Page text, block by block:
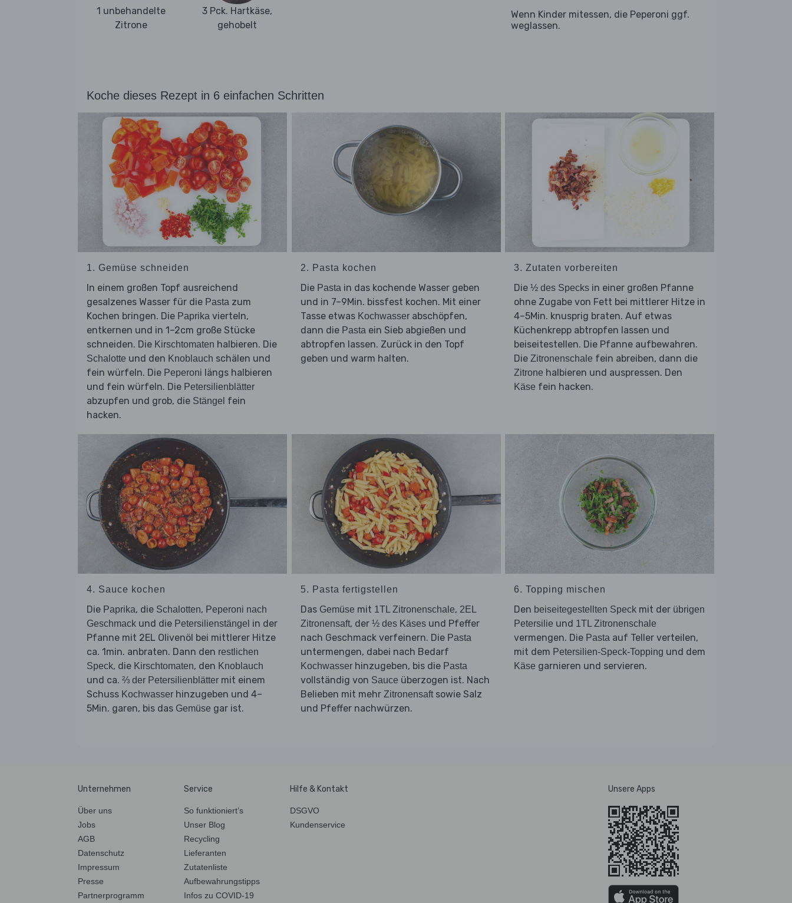
1 unbehandelte
Zitrone
3 Pck. Hartkäse,
gehobelt
Wenn Kinder mitessen, die Peperoni ggf.
weglassen.
Koche dieses Rezept in 6 einfachen Schritten
1. Gemüse schneiden
In einem großen Topf ausreichend
gesalzenes Wasser für die Pasta zum
Kochen bringen. Die Paprika vierteln,
entkernen und in 1–2cm große Stücke
schneiden. Die Kirschtomaten halbieren. Die
Schalotte und den Knoblauch schälen und
fein würfeln. Die Peperoni längs halbieren
und fein würfeln. Die Petersilienblätter
abzupfen und grob, die Stängel fein
hacken.
2. Pasta kochen
Die Pastain das kochende Wasser geben
und in 7–9Min. bissfest kochen. Mit einer
Tasse etwas Kochwasserabschöpfen,
dann die Pastaein Sieb abgießen und
abtropfen lassen. Zurück in den Topf
geben und warm halten.
3. Zutaten vorbereiten
Die ½ des Specks in einer großen Pfanne
ohne Zugabe von Fett bei mittlerer Hitze in
4–5Min. knusprig braten. Auf etwas
Küchenkrepp abtropfen lassen und
beiseitestellen. Die Pfanne aufbewahren.
Die Zitronenschale fein abreiben, dann die
Zitrone halbieren und auspressen. Den
Käse fein hacken.
4. Sauce kochen
Die Paprika, die Schalotten, Peperoni nach
Geschmack und die Petersilienstängel in der
Pfanne mit 2EL Olivenöl bei mittlerer Hitze
ca. 1min. anbraten. Dann den restlichen
Speck, die Kirschtomaten, den Knoblauch
und ca. ⅔ der Petersilienblätter mit einem
Schuss Kochwasser hinzugeben und 4–
5Min. garen, bis das Gemüse gar ist.
5. Pasta fertigstellen
Das Gemüse mit 1TL Zitronenschale, 2EL
Zitronensaft, der ½ des Käsesund Pfeffer
nach Geschmack verfeinern. Die Pasta
untermengen, dabei nach Bedarf
Kochwasserhinzugeben, bis die Pasta
vollständig von Sauce überzogen ist. Nach
Belieben mit mehr Zitronensaftsowie Salz
und Pfeffer nachwürzen.
6. Topping mischen
Den beiseitegestellten Speck mit der übrigen
Petersilie und 1TL Zitronenschale
vermengen. Die Pasta auf Teller verteilen,
mit dem Petersilien-Speck-Topping und dem
Käse garnieren und servieren.
Unternehmen
Über uns
Jobs
AGB
Datenschutz
Impressum
Presse
Partnerprogramm
Service
So funktioniert’s
Unser Blog
Recycling
Lieferanten
Zutatenliste
Aufbewahrungstipps
Infos zu COVID-19
Hilfe & Kontakt
DSGVO
Kundenservice
Unsere Apps